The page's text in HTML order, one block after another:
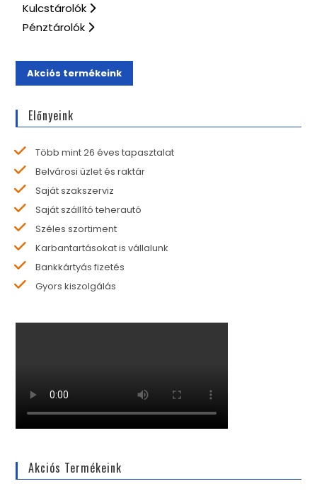
Kulcstárolók
Pénztárolók
Akciós termékeink
Előnyeink
Több mint 26 éves tapasztalat
Belvárosi üzlet és raktár
Saját szakszerviz
Saját szállító teherautó
Széles szortiment
Karbantartásokat is vállalunk
Bankkártyás fizetés
Gyors kiszolgálás
Akciós Termékeink